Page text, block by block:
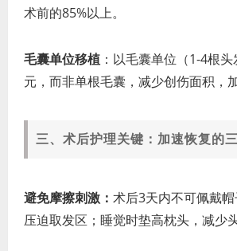
术前的85%以上。
毛囊单位移植 ：以毛囊单位（1-4根
元，而非单根毛囊，减少创伤面积，
三、术后护理关键：加速恢复的
避免摩擦刺激： 术后3天内不可佩戴
压迫取发区；睡觉时垫高枕头，减少